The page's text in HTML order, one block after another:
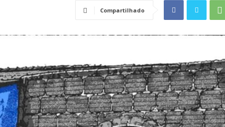
Compartilhado